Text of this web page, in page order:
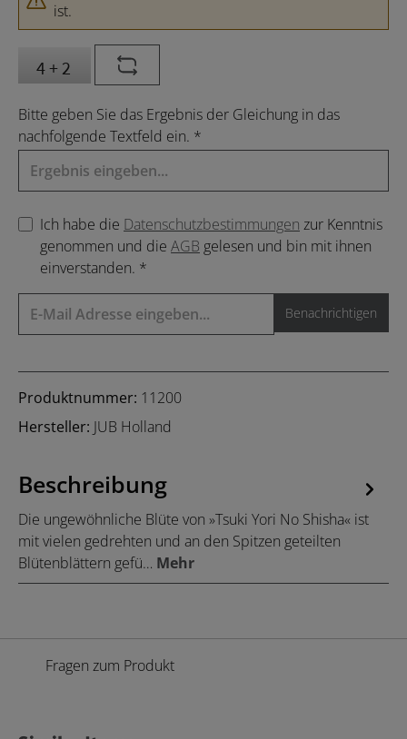
ist.
Bitte geben Sie das Ergebnis der Gleichung in das
nachfolgende Textfeld ein. *
Ich habe die Datenschutzbestimmungen zur Kenntnis
genommen und die AGB gelesen und bin mit ihnen
einverstanden. *
Benachrichtigen
Produktnummer: 11200
Hersteller: JUB Holland
Beschreibung
Die ungewöhnliche Blüte von »Tsuki Yori No Shisha« ist
mit vielen gedrehten und an den Spitzen geteilten
Blütenblättern gefü… Mehr
Fragen zum Produkt